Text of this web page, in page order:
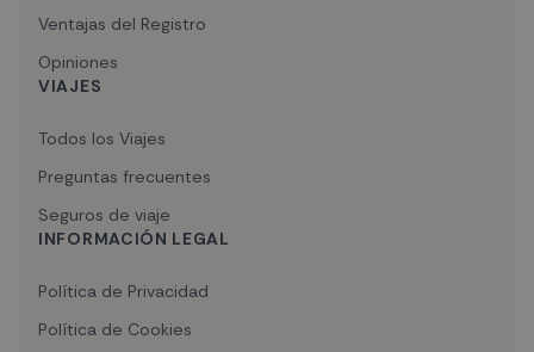
Ventajas del Registro
Opiniones
VIAJES
Todos los Viajes
Preguntas frecuentes
Seguros de viaje
INFORMACIÓN LEGAL
Política de Privacidad
Política de Cookies